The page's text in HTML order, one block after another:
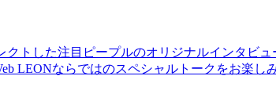
トした注目ピープルのオリジナルインタビ
LEONならではのスペシャルトークをお楽し